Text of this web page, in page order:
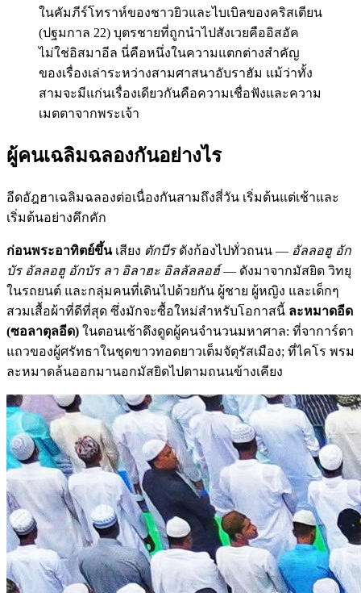
ในคัมภีร์โทราห์ของชาวยิวและไบเบิลของคริสเตียน
(ปฐมกาล 22) บุตรชายที่ถูกนำไปสังเวยคืออิสอัค
ไม่ใช่อิสมาอีล นี่คือหนึ่งในความแตกต่างสำคัญ
ของเรื่องเล่าระหว่างสามศาสนาอับราฮัม แม้ว่าทั้ง
สามจะมีแก่นเรื่องเดียวกันคือความเชื่อฟังและความ
เมตตาจากพระเจ้า
ผู้คนเฉลิมฉลองกันอย่างไร
อีดอัฎฮาเฉลิมฉลองต่อเนื่องกันสามถึงสี่วัน เริ่มต้นแต่เช้าและ
เริ่มต้นอย่างคึกคัก
ก่อนพระอาทิตย์ขึ้นเสียง ตักบีรดังก้องไปทั่วถนน — อัลลอฮู อัก
บัร อัลลอฮู อักบัร ลา อิลาฮะ อิลลัลลอฮ์— ดังมาจากมัสยิด วิทยุ
ในรถยนต์ และกลุ่มคนที่เดินไปด้วยกัน ผู้ชาย ผู้หญิง และเด็กๆ
สวมเสื้อผ้าที่ดีที่สุด ซึ่งมักจะซื้อใหม่สำหรับโอกาสนี้ ละหมาดอีด
(ซอลาตุลอีด) ในตอนเช้าดึงดูดผู้คนจำนวนมหาศาล: ที่จาการ์ตา
แถวของผู้ศรัทธาในชุดขาวทอดยาวเต็มจัตุรัสเมือง; ที่ไคโร พรม
ละหมาดล้นออกมานอกมัสยิดไปตามถนนข้างเคียง